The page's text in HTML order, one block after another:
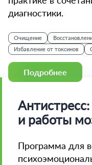
диагностики.
Очищение
Избавление от токсинов
Подробнее
и работы
Программа для